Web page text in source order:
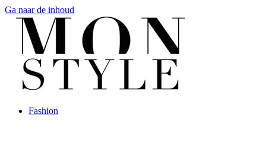
Ga naar de inhoud
Fashion